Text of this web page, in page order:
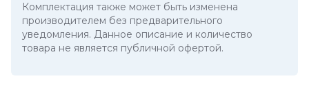
Комплектация также может быть изменена
производителем без предварительного
уведомления. Данное описание и количество
товара не является публичной офертой.